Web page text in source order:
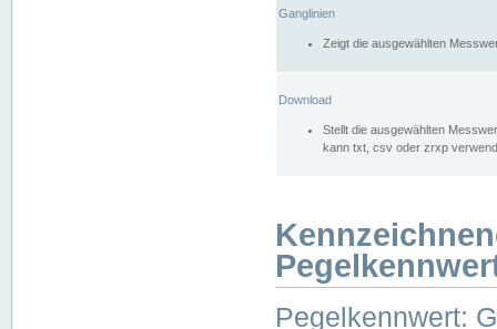
Ganglinien
Zeigt die ausgewählten
Download
Stellt die ausgewählten
kann txt, csv oder zrxp
Pegelkennwert: